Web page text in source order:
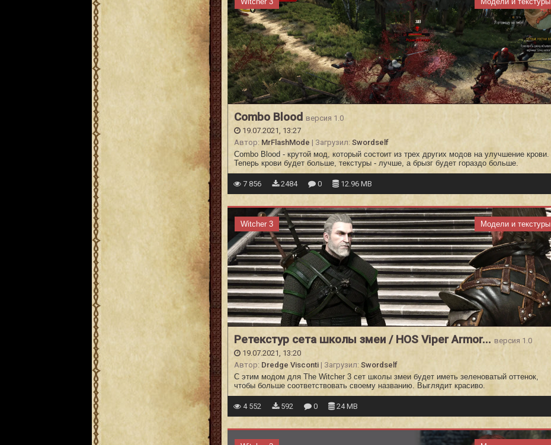
Combo Blood версия 1.0
19.07.2021, 13:27
Автор: MrFlashMode | Загрузил: Swordself
Combo Blood - крутой мод, который состоит из трех других модов на улучшение крови.
Теперь крови будет больше, текстуры - лучше, а брызг будет гораздо больше.
7 856 2484 0 12.96 MB
Witcher 3 Модели и текстуры
Ретекстур сета школы змеи / HOS Viper Armor... версия 1.0
19.07.2021, 13:20
Автор: Dredge Visconti | Загрузил: Swordself
С этим модом для The Witcher 3 сет школы змеи будет иметь зеленоватый оттенок,
чтобы больше соответствовать своему названию. Выглядит красиво.
4 552 592 0 24 MB